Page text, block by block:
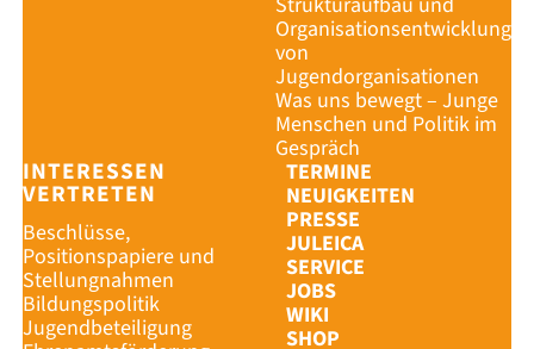
Organisationsentwicklung
von
Jugendorganisationen
Was uns bewegt – Junge
Menschen und Politik im
Gespräch
INTERESSEN
VERTRETEN
Beschlüsse,
Positionspapiere und
Stellungnahmen
Bildungspolitik
Jugendbeteiligung
TERMINE
NEUIGKEITEN
PRESSE
JULEICA
SERVICE
JOBS
WIKI
SHOP